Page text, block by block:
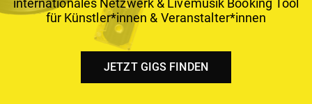
internationales Netzwerk & Livemusik Booking Tool
für Künstler*innen & Veranstalter*innen
JETZT GIGS FINDEN